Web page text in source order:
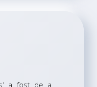
a fost de a